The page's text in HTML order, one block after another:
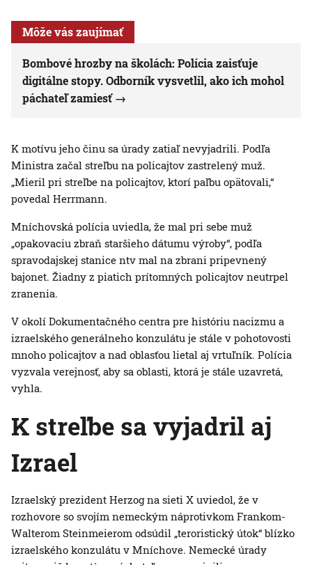
Môže vás zaujímať
Bombové hrozby na školách: Polícia zaisťuje
digitálne stopy. Odborník vysvetlil, ako ich mohol
páchateľ zamiesť
K motívu jeho činu sa úrady zatiaľ nevyjadrili. Podľa
Ministra začal streľbu na policajtov zastrelený muž.
„Mieril pri streľbe na policajtov, ktorí paľbu opätovali,“
povedal Herrmann.
Mníchovská polícia uviedla, že mal pri sebe muž
„opakovaciu zbraň staršieho dátumu výroby“, podľa
spravodajskej stanice ntv mal na zbrani pripevnený
bajonet. Žiadny z piatich prítomných policajtov neutrpel
zranenia.
V okolí Dokumentačného centra pre históriu nacizmu a
izraelského generálneho konzulátu je stále v pohotovosti
mnoho policajtov a nad oblasťou lietal aj vrtuľník. Polícia
vyzvala verejnosť, aby sa oblasti, ktorá je stále uzavretá,
vyhla.
K streľbe sa vyjadril aj
Izrael
Izraelský prezident Herzog na sieti X uviedol, že v
rozhovore so svojím nemeckým náprotivkom Frankom-
Walterom Steinmeierom odsúdil „teroristický útok“ blízko
izraelského konzulátu v Mníchove. Nemecké úrady